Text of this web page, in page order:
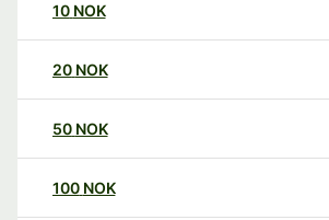
10 NOK
20 NOK
50 NOK
100 NOK